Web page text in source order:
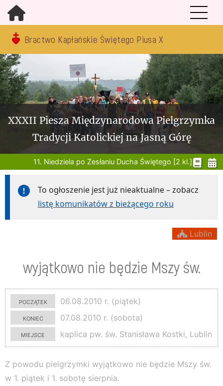
Bractwo Kapłańskie Świętego Piusa X
XXXII Piesza Międzynarodowa Pielgrzymka
Tradycji Katolickiej na Jasną Górę
11. Niedziela po Zesłaniu Ducha Świętego [2 kl.]
To ogłoszenie jest już nieaktualne – zobacz
listę komunikatów z bieżącego roku
Lublin
wyjątkowo nie będzie Mszy św.
początek
06.08.2010 r. (piątek)
koniec
07.08.2010 r. (sobota)
miejsce
kaplica pw. św. Stanisława Kostki, Lublin
Z powodu pielgrzymki wyjątkowo nie będzie Mszy św.
w 1. piątek i 1. sobotę sierpnia.